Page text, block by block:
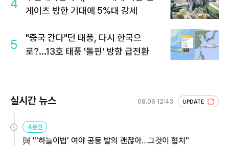
4
게이츠 방한 기대에 5%대 강세
5
"중국 간다"던 태풍, 다시 한국으
로?...13호 태풍 '돌핀' 방향 급전환
실시간 뉴스 08.06 12:43 UPDATE
4분전
與 "'하늘이법' 여야 공동 발의 괜찮아…그것이 협치"